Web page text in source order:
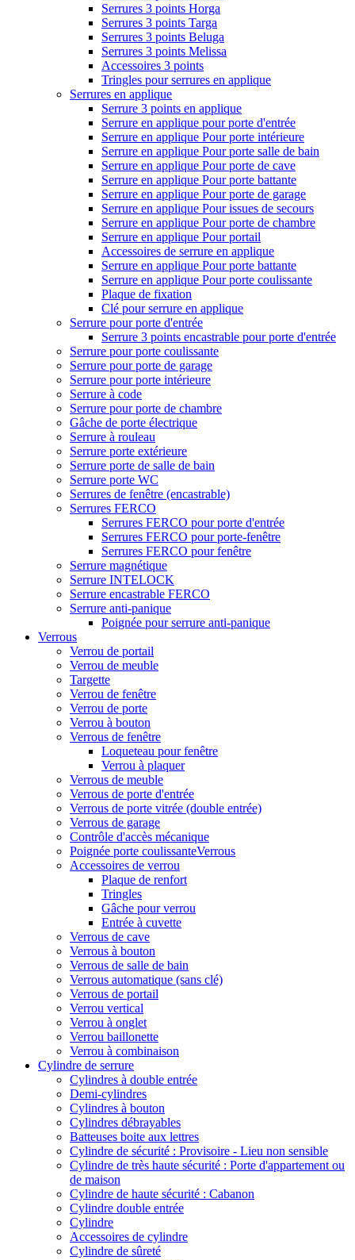
Serrures 3 points Horga
Serrures 3 points Targa
Serrures 3 points Beluga
Serrures 3 points Melissa
Accessoires 3 points
Tringles pour serrures en applique
Serrures en applique
Serrure 3 points en applique
Serrure en applique pour porte d'entrée
Serrure en applique Pour porte intérieure
Serrure en applique Pour porte salle de bain
Serrure en applique Pour porte de cave
Serrure en applique Pour porte battante
Serrure en applique Pour porte de garage
Serrure en applique Pour issues de secours
Serrure en applique Pour porte de chambre
Serrure en applique Pour portail
Accessoires de serrure en applique
Serrure en applique Pour porte battante
Serrure en applique Pour porte coulissante
Plaque de fixation
Clé pour serrure en applique
Serrure pour porte d'entrée
Serrure 3 points encastrable pour porte d'entrée
Serrure pour porte coulissante
Serrure pour porte de garage
Serrure pour porte intérieure
Serrure à code
Serrure pour porte de chambre
Gâche de porte électrique
Serrure à rouleau
Serrure porte extérieure
Serrure porte de salle de bain
Serrure porte WC
Serrures de fenêtre (encastrable)
Serrures FERCO
Serrures FERCO pour porte d'entrée
Serrures FERCO pour porte-fenêtre
Serrures FERCO pour fenêtre
Serrure magnétique
Serrure INTELOCK
Serrure encastrable FERCO
Serrure anti-panique
Poignée pour serrure anti-panique
Verrous
Verrou de portail
Verrou de meuble
Targette
Verrou de fenêtre
Verrou de porte
Verrou à bouton
Verrous de fenêtre
Loqueteau pour fenêtre
Verrou à plaquer
Verrous de meuble
Verrous de porte d'entrée
Verrous de porte vitrée (double entrée)
Verrous de garage
Contrôle d'accès mécanique
Poignée porte coulissanteVerrous
Accessoires de verrou
Plaque de renfort
Tringles
Gâche pour verrou
Entrée à cuvette
Verrous de cave
Verrous à bouton
Verrous de salle de bain
Verrous automatique (sans clé)
Verrous de portail
Verrou vertical
Verrou à onglet
Verrou baillonette
Verrou à combinaison
Cylindre de serrure
Cylindres à double entrée
Demi-cylindres
Cylindres à bouton
Cylindres débrayables
Batteuses boite aux lettres
Cylindre de sécurité : Provisoire - Lieu non sensible
Cylindre de très haute sécurité : Porte d'appartement ou
de maison
Cylindre de haute sécurité : Cabanon
Cylindre double entrée
Cylindre
Accessoires de cylindre
Cylindre de sûreté